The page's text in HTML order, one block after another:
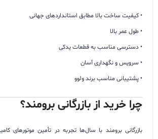
• کیفیت ساخت بالا مطابق استانداردهای جهانی
• طول عمر بالا
• دسترسی مناسب به قطعات یدکی
• سرویس و نگهداری آسان
• پشتیبانی مناسب برندولوو
چرا خرید از بازرگانی برومند؟
بازرگانی برومند با سال‌ها تجربه در تأمین موتورهای